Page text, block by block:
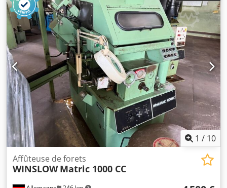
1 / 10
Affûteuse de forets
WINSLOW Matric 1000 CC